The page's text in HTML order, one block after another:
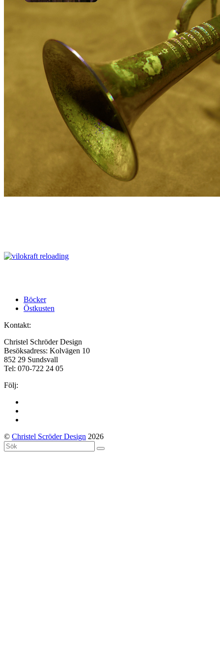
previous
post:
Böcker
next
Östkusten
Kontakt:
Christel Schröder Design
Besöksadress: Kolvägen 10
852 29 Sundsvall
Tel: 070-722 24 05
Följ:
© Christel Scröder Design 2026
Back
To
Sök
Submit